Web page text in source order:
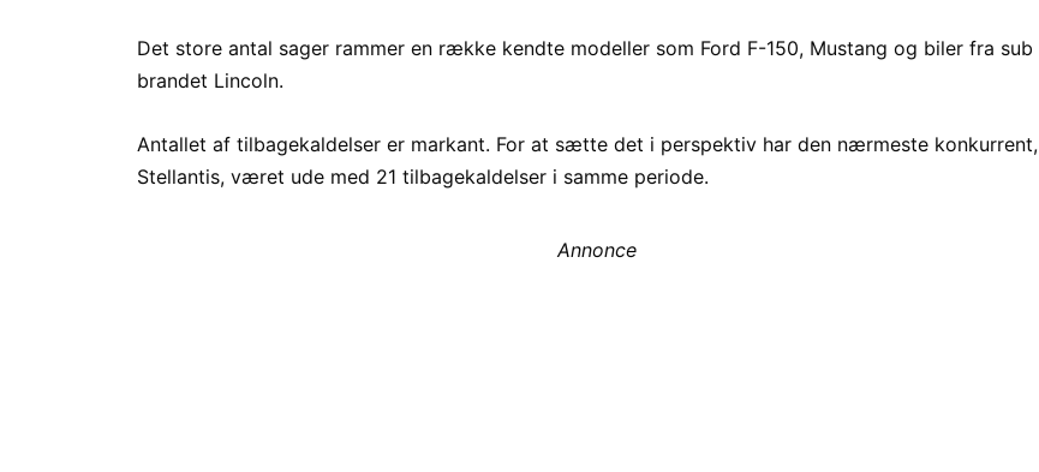
Det store antal sager rammer en række kendte modeller som Ford F-150, Mustang og biler fra sub
brandet Lincoln.
Antallet af tilbagekaldelser er markant. For at sætte det i perspektiv har den nærmeste konkurrent,
Stellantis, været ude med 21 tilbagekaldelser i samme periode.
Annonce